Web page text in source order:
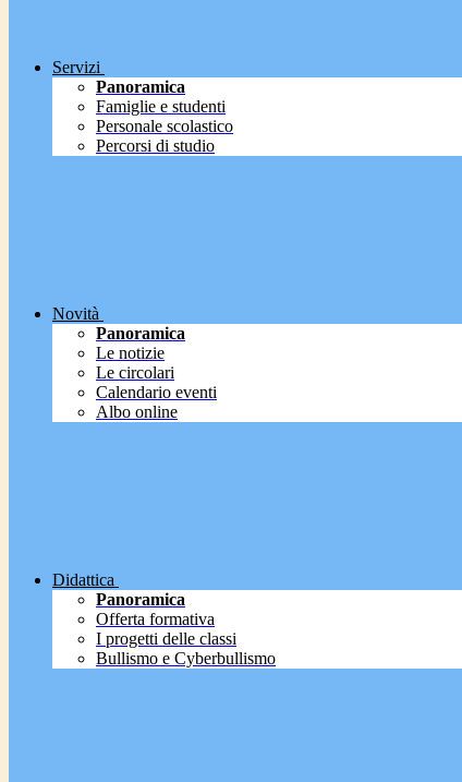
Servizi
Panoramica
Famiglie e studenti
Personale scolastico
Percorsi di studio
Novità
Panoramica
Le notizie
Le circolari
Calendario eventi
Albo online
Didattica
Panoramica
Offerta formativa
I progetti delle classi
Bullismo e Cyberbullismo